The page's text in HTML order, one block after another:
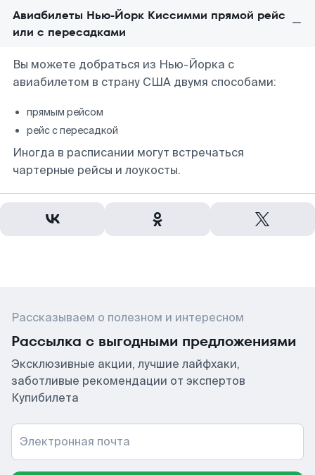
Авиабилеты Нью-Йорк Киссимми прямой рейс
или с пересадками
Вы можете добраться из Нью-Йорка с
авиабилетом в страну США двумя способами:
прямым рейсом
рейс с пересадкой
Иногда в расписании могут встречаться
чартерные рейсы и лоукосты.
Рассказываем о полезном и интересном
Рассылка с выгодными предложениями
Эксклюзивные акции, лучшие лайфхаки,
заботливые рекомендации от экспертов
Купибилета
Электронная почта